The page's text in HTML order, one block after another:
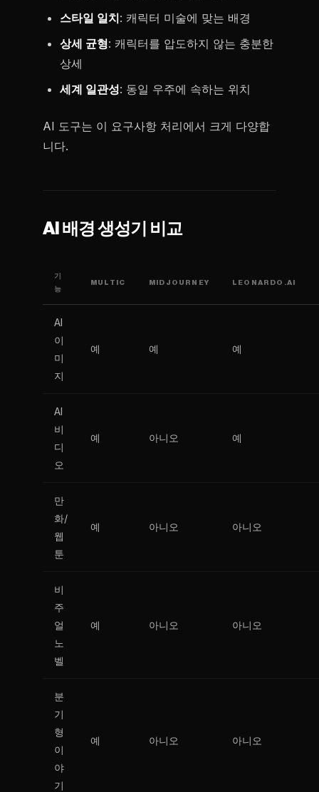
스타일 일치: 캐릭터 미술에 맞는 배경
상세 균형: 캐릭터를 압도하지 않는 충분한
상세
세계 일관성: 동일 우주에 속하는 위치
AI 도구는 이 요구사항 처리에서 크게 다양합
니다.
AI 배경 생성기 비교
기
능
MULTIC MIDJOURNEY LEONARDO.AI
AI
이
미
지
예 예 예
AI
비
디
오
예 아니오 예
만
화/
웹
툰
예 아니오 아니오
비
주
얼
노
벨
예 아니오 아니오
분
기
형
이
야
기
예 아니오 아니오